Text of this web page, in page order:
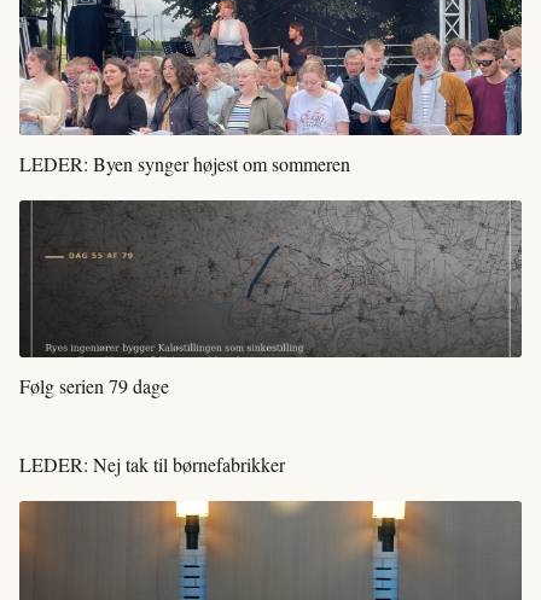
LEDER: Byen synger højest om sommeren
Følg serien 79 dage
LEDER: Nej tak til børnefabrikker